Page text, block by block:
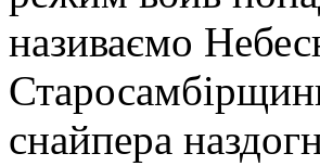
називаємо
снайпера